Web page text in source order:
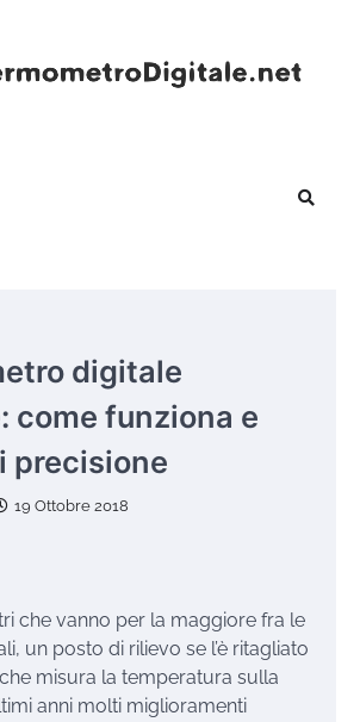
digitale
come funziona e
precisione
19 Ottobre 2018
che vanno per la maggiore fra le
un posto di rilievo se l’è ritagliato
misura la temperatura sulla
anni molti miglioramenti